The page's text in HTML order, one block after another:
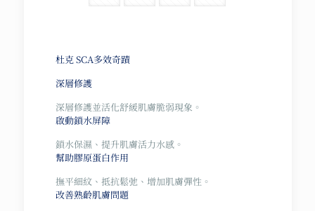
杜克 SCA多效奇蹟
深層修護
深層修護並活化舒緩肌膚脆弱現象。
啟動鎖水屏障
鎖水保濕、提升肌膚活力水感。
幫助膠原蛋白作用
撫平細紋、抵抗鬆弛、增加肌膚彈性。
改善熟齡肌膚問題